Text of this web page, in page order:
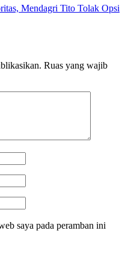
Mendagri Tito Tolak Opsi
Ruas yang wajib
saya pada peramban ini